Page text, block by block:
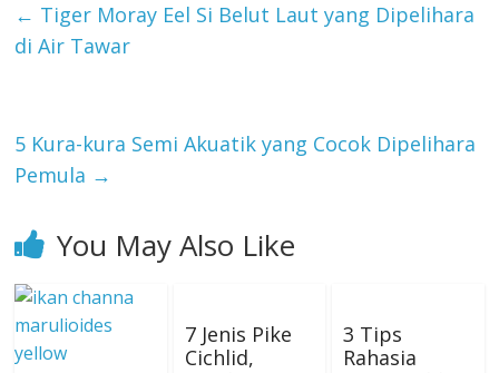
← Tiger Moray Eel Si Belut Laut yang Dipelihara
di Air Tawar
5 Kura-kura Semi Akuatik yang Cocok Dipelihara
Pemula →
You May Also Like
7 Jenis Pike
Cichlid,
3 Tips
Rahasia